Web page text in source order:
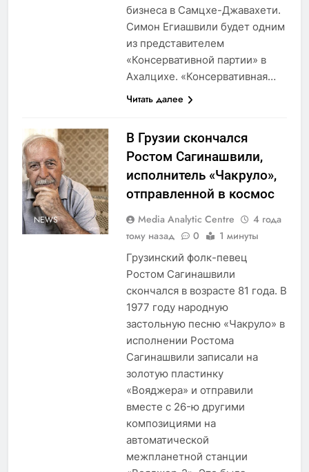
бизнеса в Самцхе-Джавахети.
Симон Егиашвили будет одним
из представителем
«Консервативной партии» в
Ахалцихе. «Консервативная…
Читать далее
NEWS
В Грузии скончался
Ростом Сагинашвили,
исполнитель «Чакруло»,
отправленной в космос
Media Analytic Centre
4 года
тому назад
0 1 минуты
Грузинский фолк-певец
Ростом Сагинашвили
скончался в возрасте 81 года. В
1977 году народную
застольную песню «Чакруло» в
исполнении Ростома
Сагинашвили записали на
золотую пластинку
«Вояджера» и отправили
вместе с 26-ю другими
композициями на
автоматической
межпланетной станции